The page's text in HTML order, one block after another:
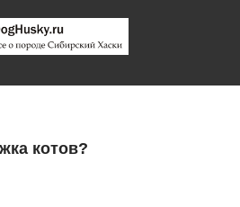
котов?